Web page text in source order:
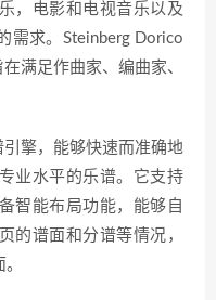
，电影和电视音乐以及
需求。Steinberg Dorico
满足作曲家、编曲家、
擎，能够快速而准确地
业水平的乐谱。它支持
智能布局功能，能够自
的谱面和分谱等情况，